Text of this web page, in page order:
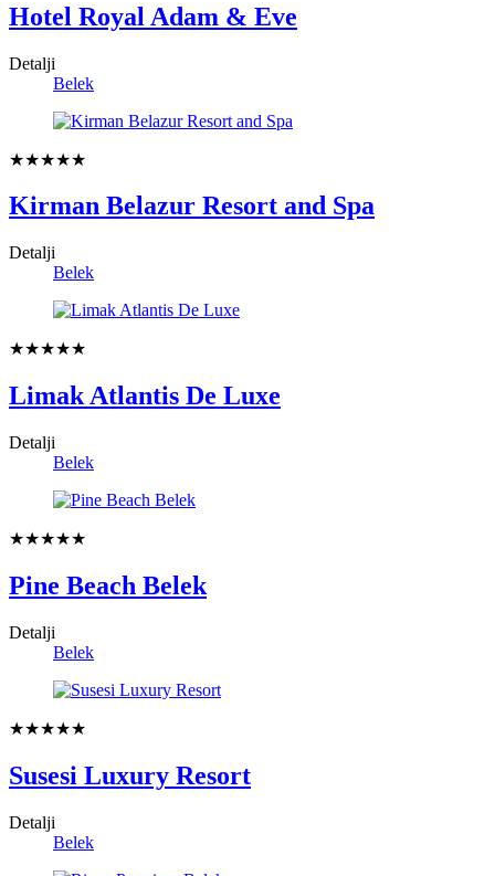
Hotel Royal Adam & Eve
Detalji
Belek
★★★★★
Kirman Belazur Resort and Spa
Detalji
Belek
★★★★★
Limak Atlantis De Luxe
Detalji
Belek
★★★★★
Pine Beach Belek
Detalji
Belek
★★★★★
Susesi Luxury Resort
Detalji
Belek